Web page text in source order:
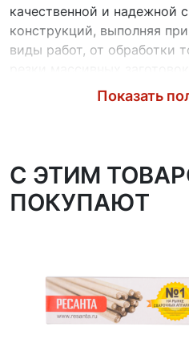
качественной и надежной
конструкций, выполняя
виды работ, от обработки
резки массивных
обеспечивает гибкую
специфики работы и
материалов. Аппарат
имеющими диаметр до 6
Качество сварного
благодаря функции
которая играет ключевую
Показать
C ЭТИМ
ПОКУПАЮТ